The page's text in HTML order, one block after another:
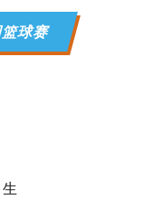
球赛